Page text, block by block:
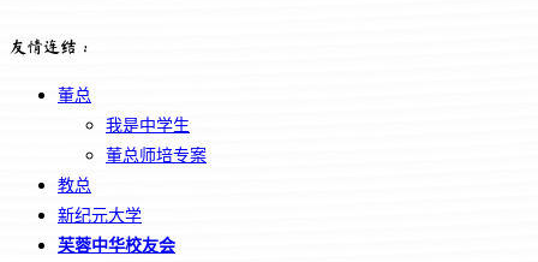
友情连结：
董总
我是中学生
董总师培专案
教总
新纪元大学
芙蓉中华校友会